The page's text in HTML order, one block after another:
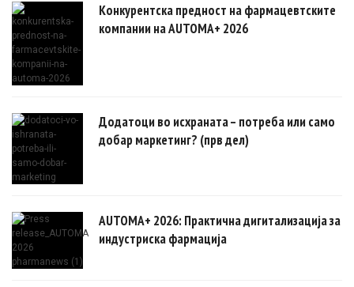
Конкурентска предност на фармацевтските
компании на AUTOMA+ 2026
Додатоци во исхраната – потреба или само
добар маркетинг? (прв дел)
AUTOMA+ 2026: Практична дигитализација за
индустриска фармација